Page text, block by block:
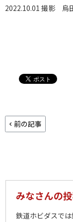
2022.10.01 撮影 烏
前の記事
みなさんの
鉄道ホビダスで